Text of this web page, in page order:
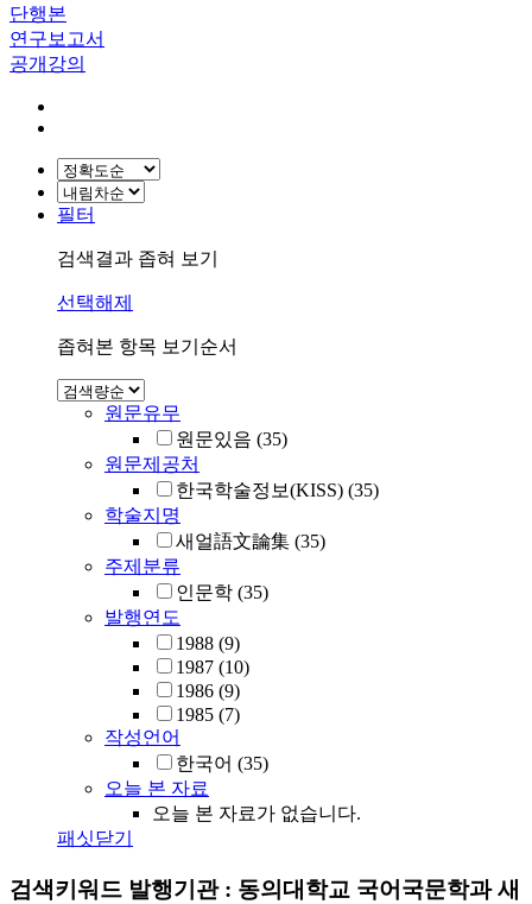
단행본
연구보고서
공개강의
필터
검색결과 좁혀 보기
선택해제
좁혀본 항목 보기순서
원문유무
원문있음 (35)
원문제공처
한국학술정보(KISS) (35)
학술지명
새얼語文論集 (35)
주제분류
인문학 (35)
발행연도
1988 (9)
1987 (10)
1986 (9)
1985 (7)
작성언어
한국어 (35)
오늘 본 자료
오늘 본 자료가 없습니다.
패싯닫기
검색키워드 발행기관 : 동의대학교 국어국문학과 새